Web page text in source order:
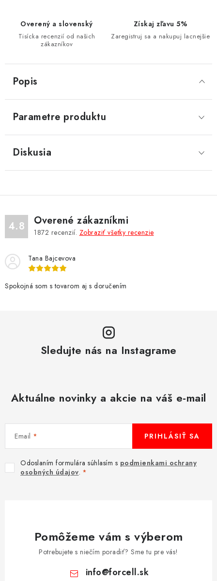
Overený a slovenský
Tisícka recenzií od našich
zákazníkov
Získaj zľavu 5%
Zaregistruj sa a nakupuj lacnejšie
Popis
Parametre produktu
Diskusia
4.8 Overené zákazníkmi
1872 recenzií. Zobraziť všetky recenzie
Tana Bajcevova
Spokojná som s tovarom aj s doručením
Sledujte nás na Instagrame
Aktuálne novinky a akcie na váš e-mail
Email
Odoslaním formulára súhlasím s podmienkami ochrany
osobných údajov.
PRIHLÁSIŤ SA
Pomôžeme vám s výberom
Potrebujete s niečím poradiť? Sme tu pre vás!
info@forcell.sk